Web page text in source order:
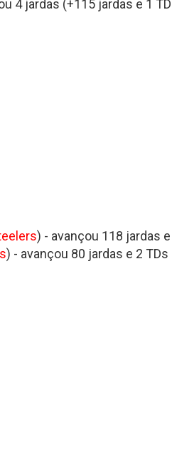
4 jardas (+115 jardas e 1
) - avançou 118 jardas
) - avançou 80 jardas e 2 TDs